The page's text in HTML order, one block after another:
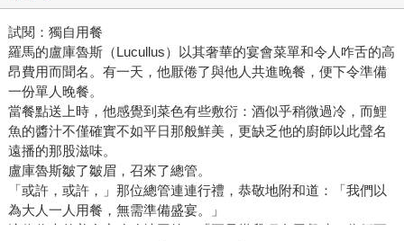
試閱：獨自用餐
羅馬的盧庫魯斯（Lucullus）以其奢華的宴會菜單和令人咋舌的高
昂費用而聞名。有一天，他厭倦了與他人共進晚餐，便下令準備
一份單人晚餐。
當餐點送上時，他感覺到菜色有些敷衍：酒似乎稍微過冷，而鯉
魚的醬汁不僅確實不如平日那般鮮美，更缺乏他的廚師以此聲名
遠播的那股滋味。
盧庫魯斯皺了皺眉，召來了總管。
「或許，或許，」那位總管連連行禮，恭敬地附和道：「我們以
為大人一人用餐，無需準備盛宴。」
這位偉大的美食家冷冷地回答：「正是當我獨自用餐時，你們更